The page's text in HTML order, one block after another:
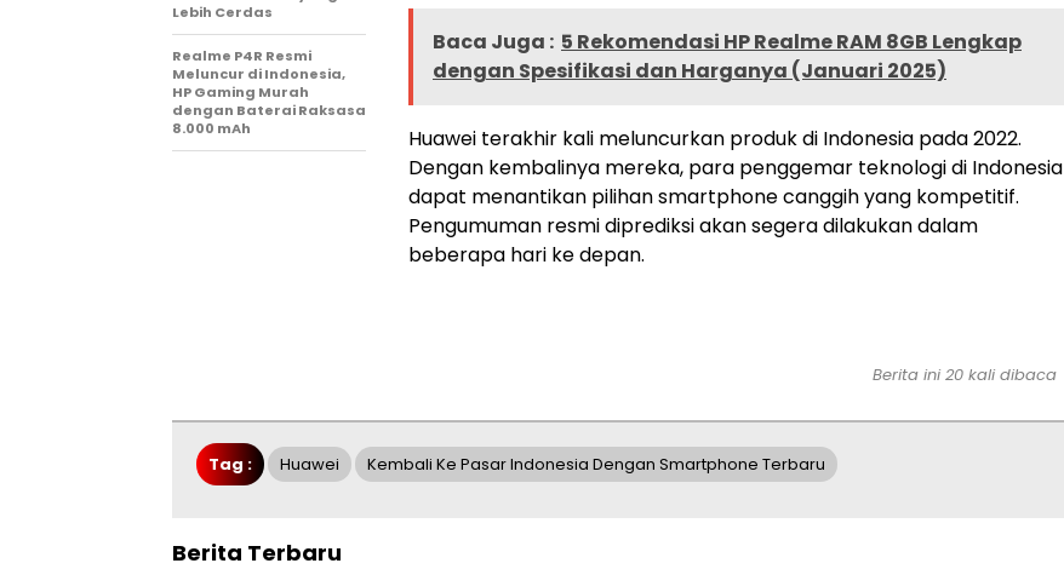
Baca Juga : 5 Rekomendasi HP Realme RAM 8GB Lengkap
dengan Spesifikasi dan Harganya (Januari 2025)
Huawei terakhir kali meluncurkan produk di Indonesia pada 2022.
Dengan kembalinya mereka, para penggemar teknologi di Indonesia
dapat menantikan pilihan smartphone canggih yang kompetitif.
Pengumuman resmi diprediksi akan segera dilakukan dalam
beberapa hari ke depan.
Lebih Cerdas
Realme P4R Resmi
Meluncur di Indonesia,
HP Gaming Murah
dengan Baterai Raksasa
8.000 mAh
Berita ini 20 kali dibaca
Tag : Huawei Kembali Ke Pasar Indonesia Dengan Smartphone Terbaru
Berita Terbaru